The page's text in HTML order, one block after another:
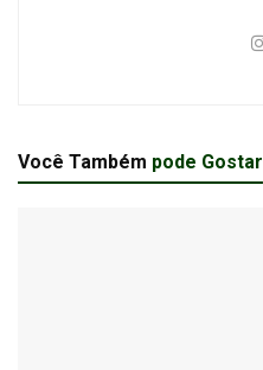
Você Também pode Gostar